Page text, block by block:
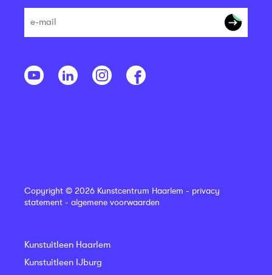
Copyright © 2026 Kunstcentrum Haarlem - privacy
statement - algemene voorwaarden
Kunstuitleen Haarlem
Kunstuitleen IJburg